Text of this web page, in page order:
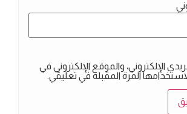
الإلكتروني، والموقع الإلكتروني في
المرة المقبلة في تعليقي.